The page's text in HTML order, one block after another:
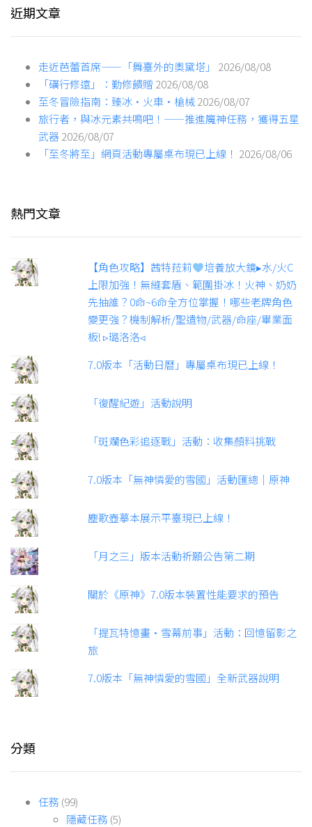
近期文章
走近芭蕾首席——「舞臺外的奧黛塔」
2026/08/08
「礪行修遠」：勤修饋贈 2026/08/08
至冬冒險指南：臻冰·火車·槍械2026/08/07
旅行者，與冰元素共鳴吧！——推進魔神任務，獲得五星
武器2026/08/07
「至冬將至」網頁活動專屬桌布現已上線！ 2026/08/06
熱門文章
【角色攻略】茜特菈莉
培養放大鏡▸水/火C
上限加強！無縫套盾、範圍掛冰！火神、奶奶
先抽誰？0命~6命全方位掌握！哪些老牌角色
變更強？機制解析/聖遺物/武器/命座/畢業面
板! ▹璐洛洛◃
7.0版本「活動日曆」專屬桌布現已上線！
「復醒紀遊」活動說明
「斑斕色彩追逐戰」活動：收集顏料挑戰
7.0版本「無神憐愛的雪國」活動匯總｜原神
塵歌壺摹本展示平臺現已上線！
「月之三」版本活動祈願公告第二期
關於《原神》7.0版本裝置性能要求的預告
「提瓦特憶畫·雪幕前事」活動：回憶留影之
旅
7.0版本「無神憐愛的雪國」全新武器說明
分類
任務 (99)
隱藏任務 (5)